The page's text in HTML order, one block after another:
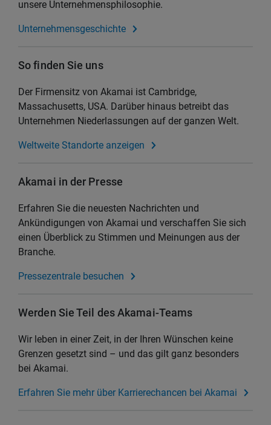
unsere Unternehmensphilosophie.
Unternehmensgeschichte
So finden Sie uns
Der Firmensitz von Akamai ist Cambridge,
Massachusetts, USA. Darüber hinaus betreibt das
Unternehmen Niederlassungen auf der ganzen Welt.
Weltweite Standorte anzeigen
Akamai in der Presse
Erfahren Sie die neuesten Nachrichten und
Ankündigungen von Akamai und verschaffen Sie sich
einen Überblick zu Stimmen und Meinungen aus der
Branche.
Pressezentrale besuchen
Werden Sie Teil des Akamai-Teams
Wir leben in einer Zeit, in der Ihren Wünschen keine
Grenzen gesetzt sind – und das gilt ganz besonders
bei Akamai.
Erfahren Sie mehr über Karrierechancen bei Akamai